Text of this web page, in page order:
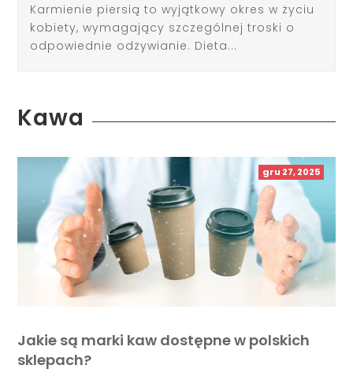
Karmienie piersią to wyjątkowy okres w życiu
kobiety, wymagający szczególnej troski o
odpowiednie odżywianie. Dieta...
Kawa
gru 27, 2025
Jakie są marki kaw dostępne w polskich
sklepach?